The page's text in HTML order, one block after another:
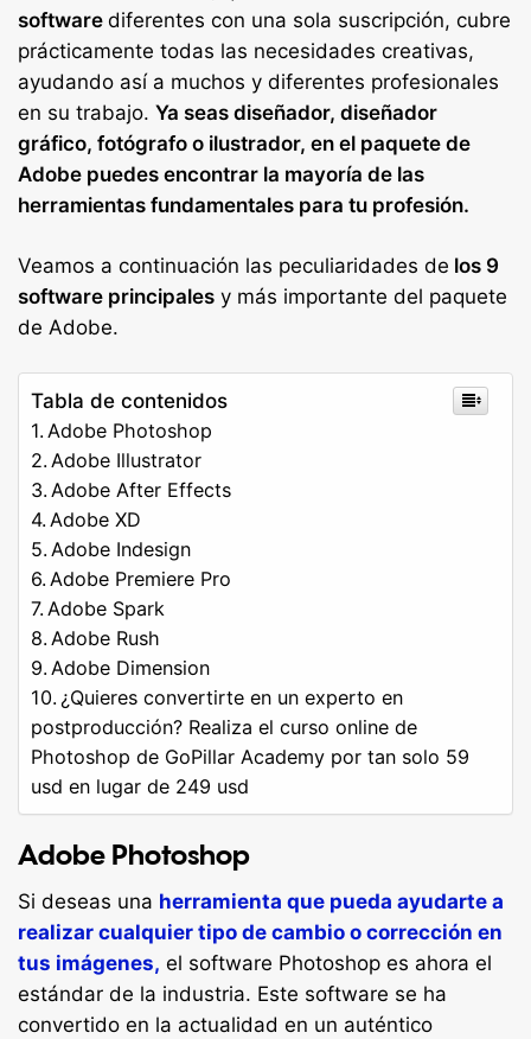
software diferentes con una sola suscripción, cubre
prácticamente todas las necesidades creativas,
ayudando así a muchos y diferentes profesionales
en su trabajo. Ya seas diseñador, diseñador
gráfico, fotógrafo o ilustrador, en el paquete de
Adobe puedes encontrar la mayoría de las
herramientas fundamentales para tu profesión.
Veamos a continuación las peculiaridades de los 9
software principales y más importante del paquete
de Adobe.
Tabla de contenidos
Adobe Photoshop
Adobe Illustrator
Adobe After Effects
Adobe XD
Adobe Indesign
Adobe Premiere Pro
Adobe Spark
Adobe Rush
Adobe Dimension
¿Quieres convertirte en un experto en
postproducción? Realiza el curso online de
Photoshop de GoPillar Academy por tan solo 59
usd en lugar de 249 usd
Adobe Photoshop
Si deseas una herramienta que pueda ayudarte a
realizar cualquier tipo de cambio o corrección en
tus imágenes, el software Photoshop es ahora el
estándar de la industria. Este software se ha
convertido en la actualidad en un auténtico